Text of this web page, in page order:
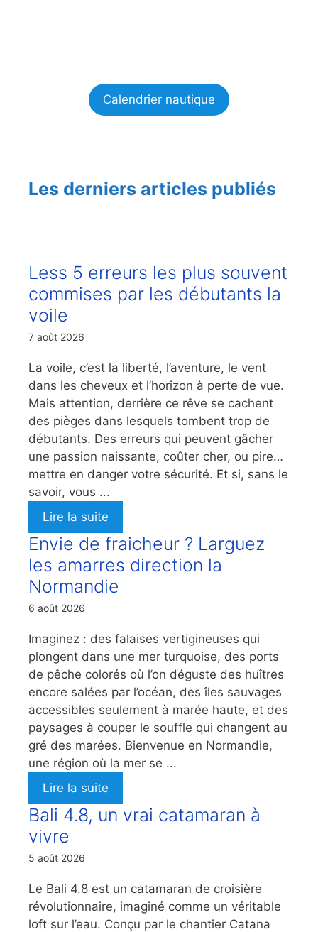
Calendrier nautique
Les derniers articles publiés
Less 5 erreurs les plus souvent
commises par les débutants la
voile
7 août 2026
La voile, c’est la liberté, l’aventure, le vent
dans les cheveux et l’horizon à perte de vue.
Mais attention, derrière ce rêve se cachent
des pièges dans lesquels tombent trop de
débutants. Des erreurs qui peuvent gâcher
une passion naissante, coûter cher, ou pire…
mettre en danger votre sécurité. Et si, sans le
savoir, vous ...
Lire la suite
Envie de fraicheur ? Larguez
les amarres direction la
Normandie
6 août 2026
Imaginez : des falaises vertigineuses qui
plongent dans une mer turquoise, des ports
de pêche colorés où l’on déguste des huîtres
encore salées par l’océan, des îles sauvages
accessibles seulement à marée haute, et des
paysages à couper le souffle qui changent au
gré des marées. Bienvenue en Normandie,
une région où la mer se ...
Lire la suite
Bali 4.8, un vrai catamaran à
vivre
5 août 2026
Le Bali 4.8 est un catamaran de croisière
révolutionnaire, imaginé comme un véritable
loft sur l’eau. Conçu par le chantier Catana